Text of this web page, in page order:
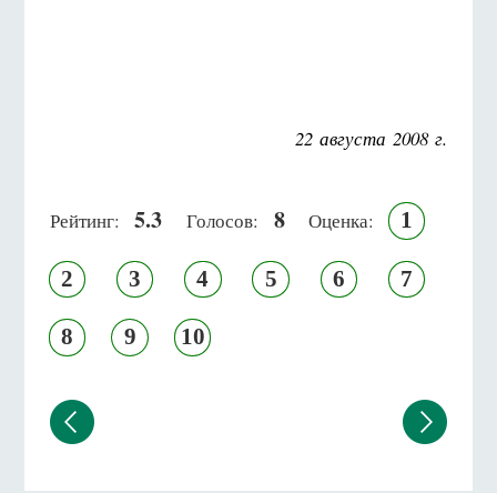
22 августа 2008 г.
Рейтинг: 5.3 Голосов: 8 Оценка: 1
2 3 4 5 6 7
8 9 10